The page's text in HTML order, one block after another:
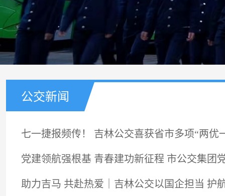
公交新闻
七一捷报频传！ 吉林公交喜获省市多项“两优
党建领航强根基 青春建功新征程 市公交集团
助力吉马 共赴热爱｜吉林公交以国企担当 护